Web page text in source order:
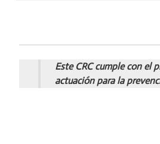
Este CRC cumple con el
actuación para la